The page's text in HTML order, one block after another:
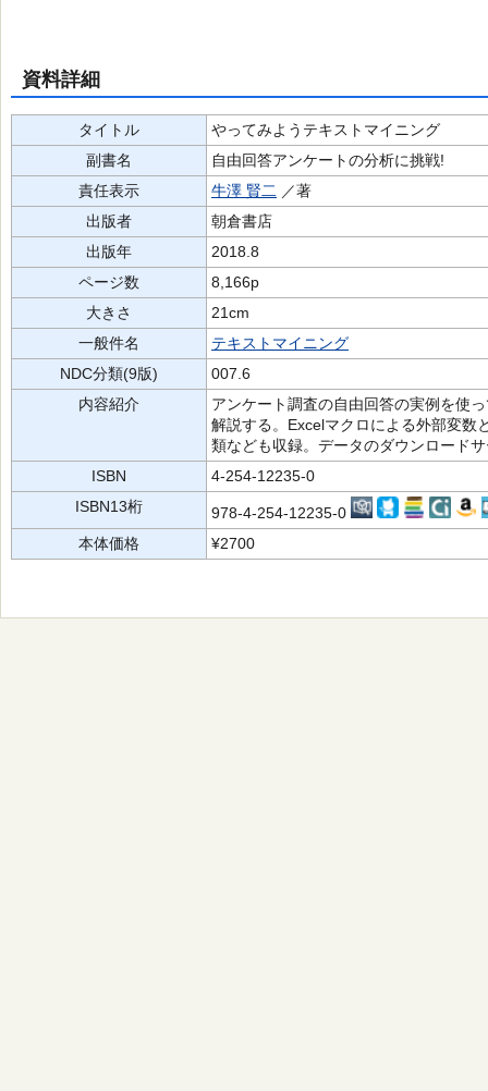
資料詳細
タイトル
やってみようテキストマイニング
副書名
自由回答アンケートの分析に挑戦!
責任表示
牛澤 賢二 ／著
出版者
朝倉書店
出版年
2018.8
ページ数
8,166p
大きさ
21cm
一般件名
テキストマイニング
NDC分類(9版)
007.6
内容紹介
アンケート調査の自由回答の実例を使
解説する。Excelマクロによる外部変数
類なども収録。データのダウンロード
ISBN
4-254-12235-0
ISBN13桁
978-4-254-12235-0
本体価格
¥2700